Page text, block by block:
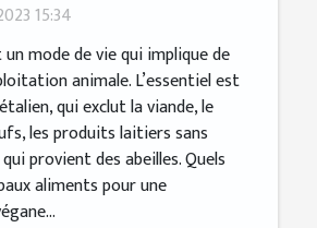
15:34
mode de vie qui implique de
animale. L’essentiel est
qui exclut la viande, le
les produits laitiers sans
provient des abeilles. Quels
aliments pour une